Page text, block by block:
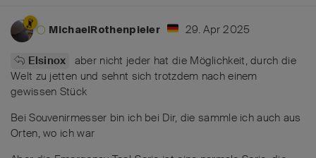
MichaelRothenpieler 29. Apr 2025
Elsinox
aber nicht jeder hat die Möglichkeit, durch die
Welt zu jetten und sehnt sich trotzdem nach einem
gewissen Stück
Bei Souvenirmesser bin ich bei Dir, die sammle ich auch aus
Orten, wo ich war